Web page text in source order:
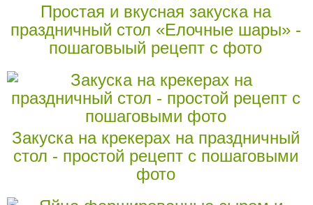
Простая и вкусная закуска на
праздничный стол «Елочные шары» -
пошаговыый рецепт с фото
Закуска на крекерах на праздничный
стол - простой рецепт с пошаговыми
фото